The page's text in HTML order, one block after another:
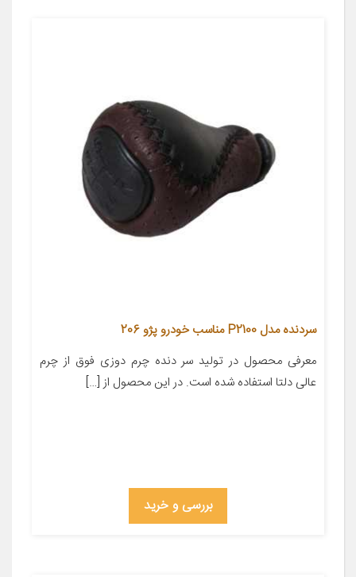
سردنده مدل P2100 مناسب خودرو پژو 206
معرفی محصول در تولید سر دنده چرم دوزی فوق از چرم
عالی دلتا استفاده شده است. در این محصول از […]
بررسی و خرید